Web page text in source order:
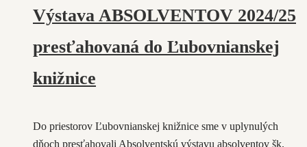
Výstava ABSOLVENTOV 2024/25
presťahovaná do Ľubovnianskej
knižnice
Do priestorov Ľubovnianskej knižnice sme v uplynulých
dňoch presťahovali Absolventskú výstavu absolventov šk.